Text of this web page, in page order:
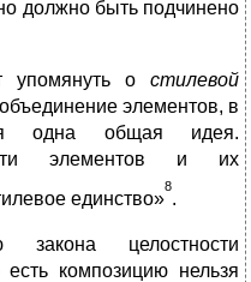
должно быть подчинено
упомянуть о стилевой
элементов, в
одна общая идея.
элементов и их
единство»
8
.
закона целостности
композицию нельзя